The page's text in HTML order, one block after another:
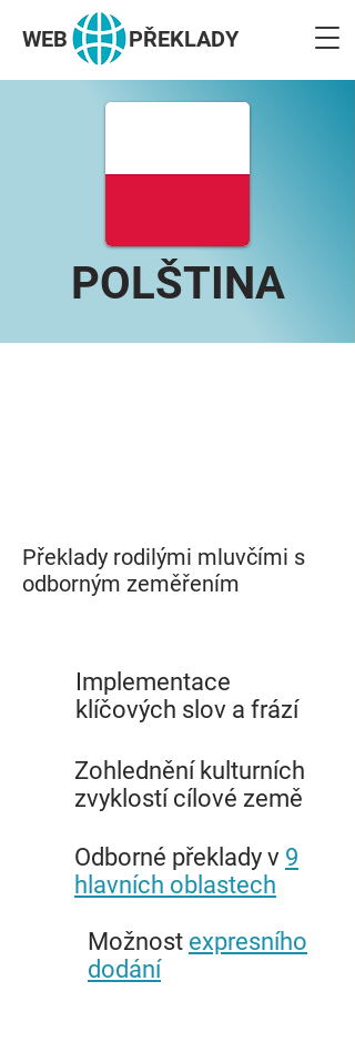
WEB PŘEKLADY
POLŠTINA
Překlady rodilými mluvčími s
odborným zeměřením
Implementace
klíčových slov a frází
Zohlednění kulturních
zvyklostí cílové země
Odborné překlady v 9
hlavních oblastech
Možnost expresního
dodání